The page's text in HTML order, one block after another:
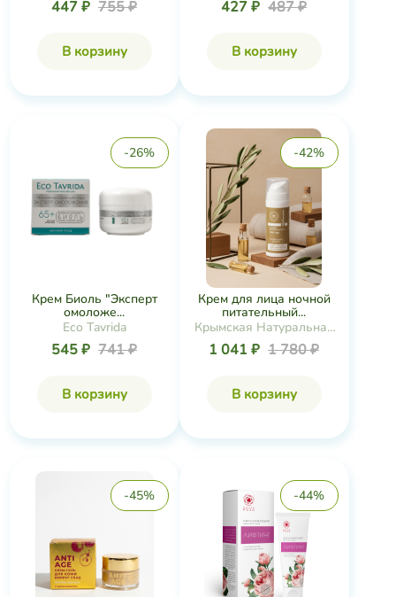
447 ₽ 755 ₽
В корзину
427 ₽ 487 ₽
В корзину
-26%
Крем Биоль "Эксперт
омоложе...
Eco Tavrida
545 ₽ 741 ₽
В корзину
-42%
Крем для лица ночной
питательный...
Крымская Натуральная
Коллекция
1 041 ₽ 1 780 ₽
В корзину
-45% -44%